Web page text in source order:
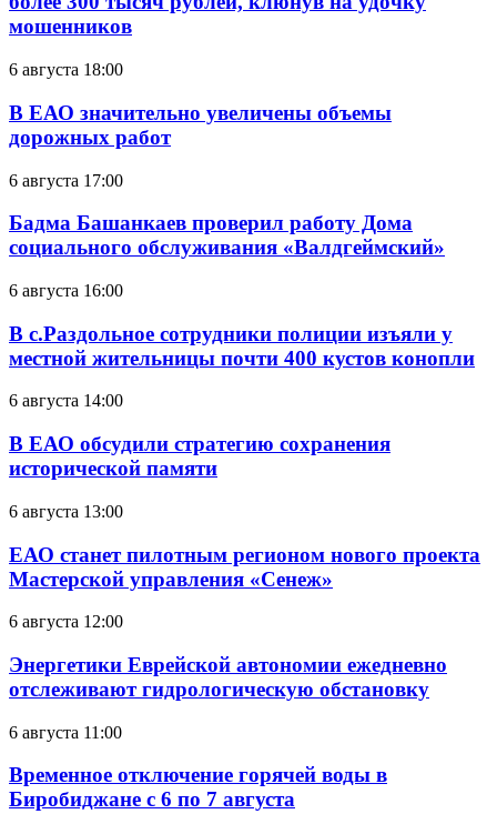
мошенников
6 августа 18:00
В ЕАО значительно увеличены объемы
дорожных работ
6 августа 17:00
Бадма Башанкаев проверил работу Дома
социального обслуживания «Валдгеймский»
6 августа 16:00
В с.Раздольное сотрудники полиции изъяли у
местной жительницы почти 400 кустов конопли
6 августа 14:00
В ЕАО обсудили стратегию сохранения
исторической памяти
6 августа 13:00
ЕАО станет пилотным регионом нового проекта
Мастерской управления «Сенеж»
6 августа 12:00
Энергетики Еврейской автономии ежедневно
отслеживают гидрологическую обстановку
6 августа 11:00
Временное отключение горячей воды в
Биробиджане с 6 по 7 августа